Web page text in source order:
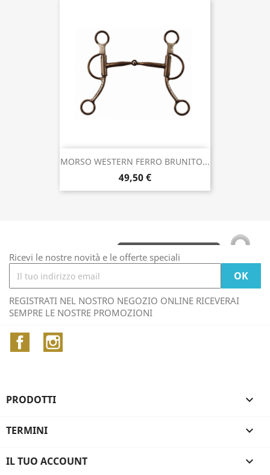
MORSO WESTERN FERRO BRUNITO...
49,50 €
Ricevi le nostre novità e le offerte speciali
REGISTRATI NEL NOSTRO NEGOZIO ONLINE RICEVERAI
SEMPRE LE NOSTRE PROMOZIONI
Facebook
PRODOTTI 
TERMINI 
IL TUO ACCOUNT 